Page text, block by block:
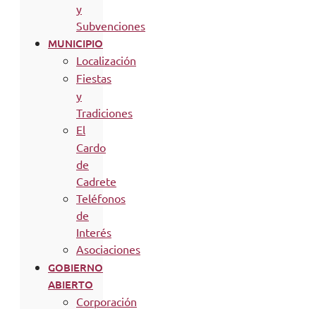
y
Subvenciones
MUNICIPIO
Localización
Fiestas
y
Tradiciones
El
Cardo
de
Cadrete
Teléfonos
de
Interés
Asociaciones
GOBIERNO
ABIERTO
Corporación